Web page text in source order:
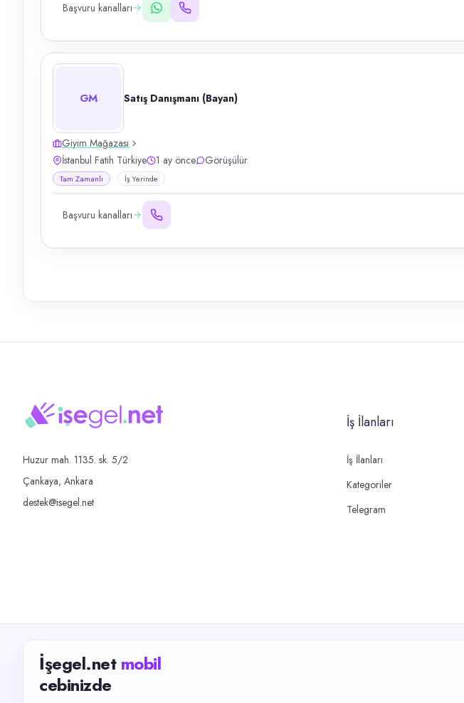
Başvuru kanalları
GM Satış Danışmanı (Bayan)
Giyim Mağazası
İstanbul Fatih Türkiye
1 ay önce Görüşülür
Tam Zamanlı İş Yerinde
Başvuru kanalları
Huzur mah. 1135. sk. 5/2
Çankaya, Ankara
destek@isegel.net
İş İlanları
İş İlanları
Kategoriler
Telegram
İşegel.net mobil
cebinizde